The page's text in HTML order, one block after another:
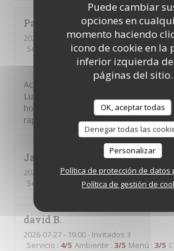
Puede cambiar
opciones en
momento haciendo
icono de cookie en la
inferior izquierda
páginas del sitio.
OK, aceptar todas
Denegar todas las
Personalizar
Política de protección de datos
Política de gestión de
Paul
2026-08-01
- 19:30 - Invitados 2
Servicio
/5 Ambiente: 4/5 Menú:5 /5
Accueil chaleureux, service attentionné
Ludovic, repas classique généreux et
honnête. C'est certainement une bonne
rappeler dans le 8e, tout près de
Jade
2026-07-30- 12:15 - Invitados 2
Servicio
Ambiente :5 /5 Menú :5 /5
davidB
2026-07-27- 19:00 - Invitados 3
Servicio : 4/5 Ambiente : 3/5 Menú : 3/5